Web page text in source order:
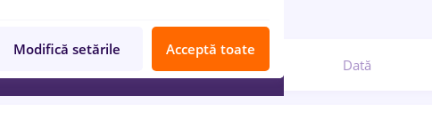
Relevanță Dată
Modifică setările Acceptă toate